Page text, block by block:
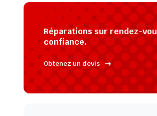
Réparations sur rendez-
confiance.
Obtenez un devis